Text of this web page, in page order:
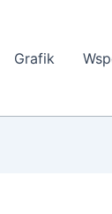
Grafik